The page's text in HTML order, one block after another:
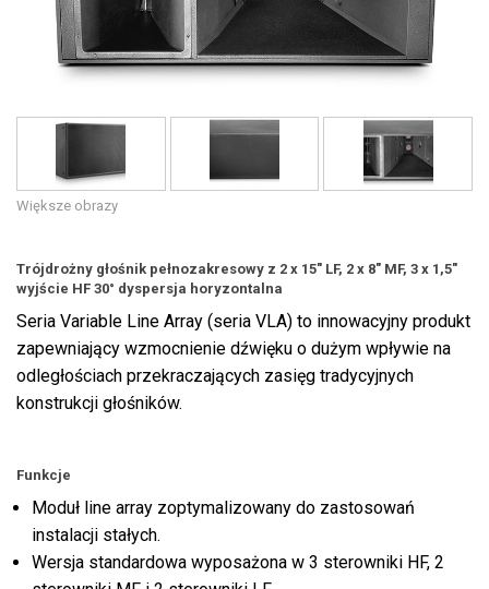
Język/Region
Większe obrazy
Trójdrożny głośnik pełnozakresowy z 2 x 15" LF, 2 x 8" MF, 3 x 1,5"
wyjście HF 30° dyspersja horyzontalna
Seria Variable Line Array (seria VLA) to innowacyjny produkt
zapewniający wzmocnienie dźwięku o dużym wpływie na
odległościach przekraczających zasięg tradycyjnych
konstrukcji głośników.
Funkcje
Moduł line array zoptymalizowany do zastosowań
instalacji stałych.
Wersja standardowa wyposażona w 3 sterowniki HF, 2